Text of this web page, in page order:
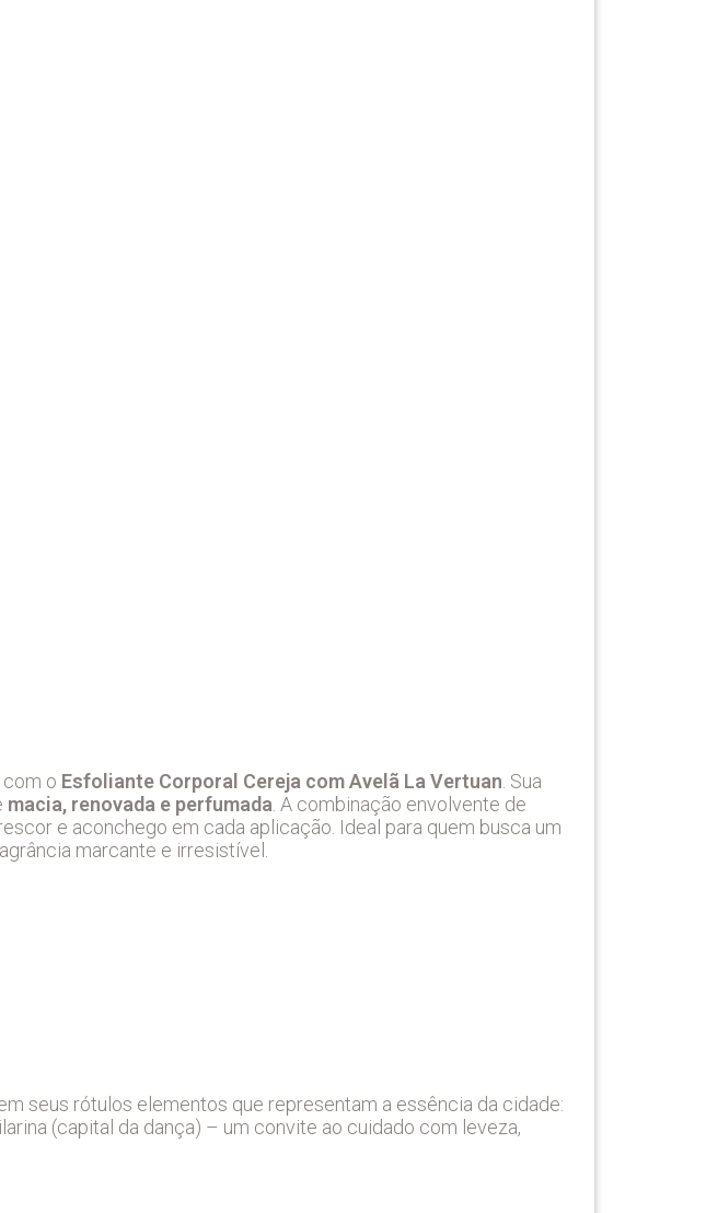
com o Esfoliante Corporal Cereja com Avelã La Vertuan . Sua
macia, renovada e perfumada . A combinação envolvente de
e aconchego em cada aplicação. Ideal para quem busca um
marcante e irresistível.
seus rótulos elementos que representam a essência da cidade:
(capital da dança) – um convite ao cuidado com leveza,